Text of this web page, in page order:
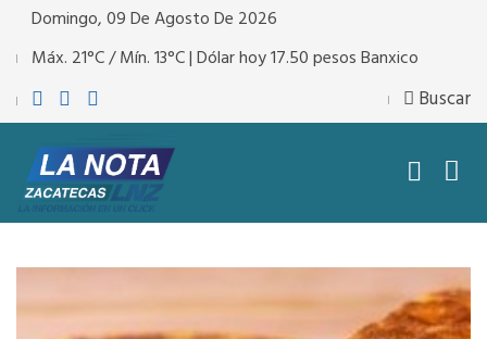
Domingo, 09 De Agosto De 2026
Máx. 21°C / Mín. 13°C | Dólar hoy 17.50 pesos Banxico
Buscar